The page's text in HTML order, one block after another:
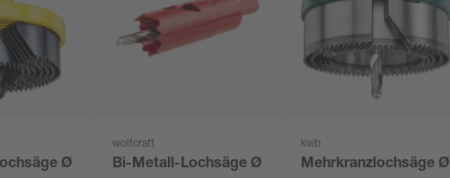
Ø
wolfcraft
Bi-Metall-Lochsäge Ø
kwb
Mehrkranzlochsäge Ø